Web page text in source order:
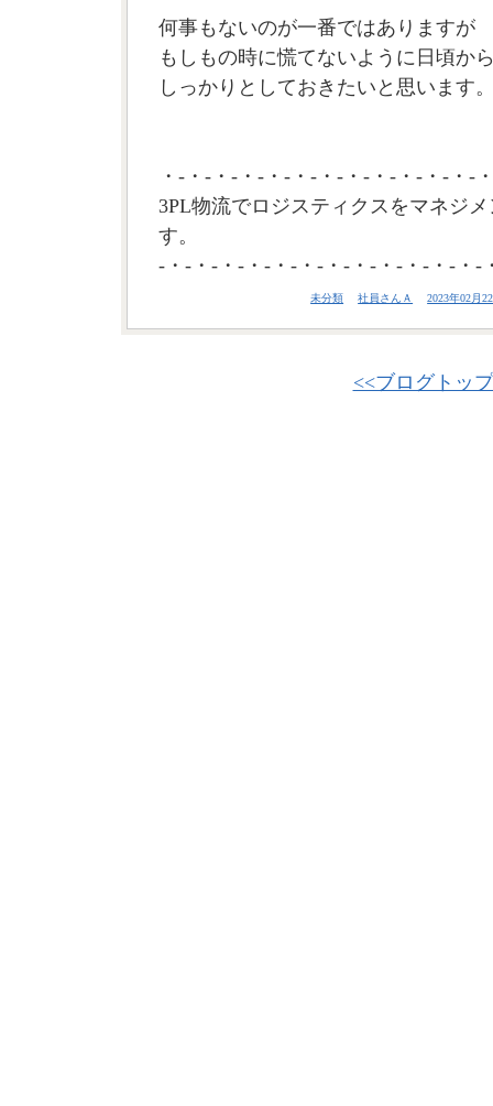
何事もないのが一番ではありますが
もしもの時に慌てないように日頃か
しっかりとしておきたいと思います
・-・-・-・-・-・-・-・-・-・-・-・-
3PL物流でロジスティクスをマネジ
す。
-・-・-・-・-・-・-・-・-・-・-・-・-
未分類 社員さんＡ 2023年02月
<<ブログトッ